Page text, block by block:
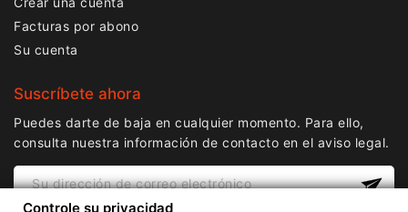
Facturas por abono
Su cuenta
Suscríbete ahora
Puedes darte de baja en cualquier momento. Para ello,
consulta nuestra información de contacto en el aviso legal.
Controle su privacidad